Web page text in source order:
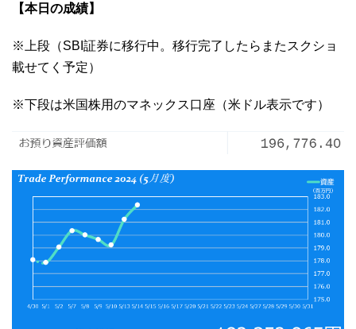
【本日の成績】
※上段（SBI証券に移行中。移行完了したらまたスクショ
載せてく予定）
※下段は米国株用のマネックス口座（米ドル表示です）